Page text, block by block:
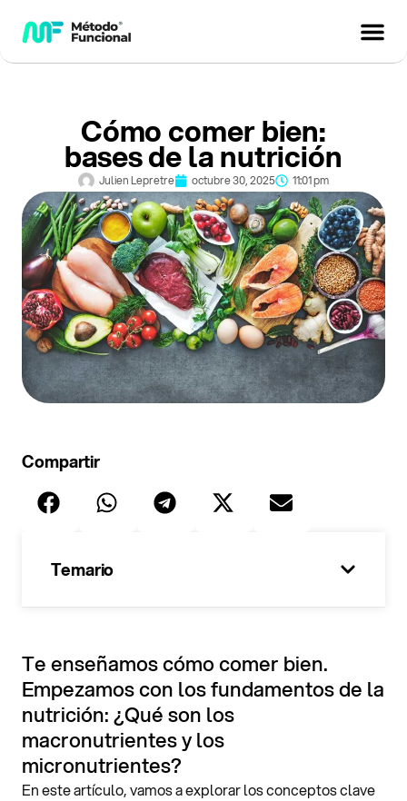
Cómo comer bien:
bases de la nutrición
Julien Lepretre octubre 30, 2025 11:01 pm
Te enseñamos cómo comer bien.
Empezamos con los fundamentos de la
nutrición: ¿Qué son los
macronutrientes y los
micronutrientes?
En este artículo, vamos a explorar los conceptos clave
100%
Temario
Compartir